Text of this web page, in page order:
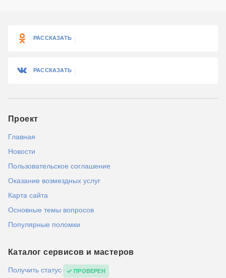
РАССКАЗАТЬ
РАССКАЗАТЬ
Проект
Главная
Новости
Пользовательское соглашение
Оказание возмездных услуг
Карта сайта
Основные темы вопросов
Популярные поломки
Каталог сервисов и мастеров
Получить статус ПРОВЕРЕН